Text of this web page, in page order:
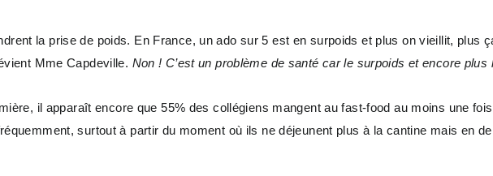
la prise de poids. En France, un ado sur 5 est en surpoids et plus on vieillit, plus
Mme Capdeville. Non ! C’est un problème de santé car le surpoids et encore
il apparaît encore que 55% des collégiens mangent au fast-food au moins une
surtout à partir du moment où ils ne déjeunent plus à la cantine mais en